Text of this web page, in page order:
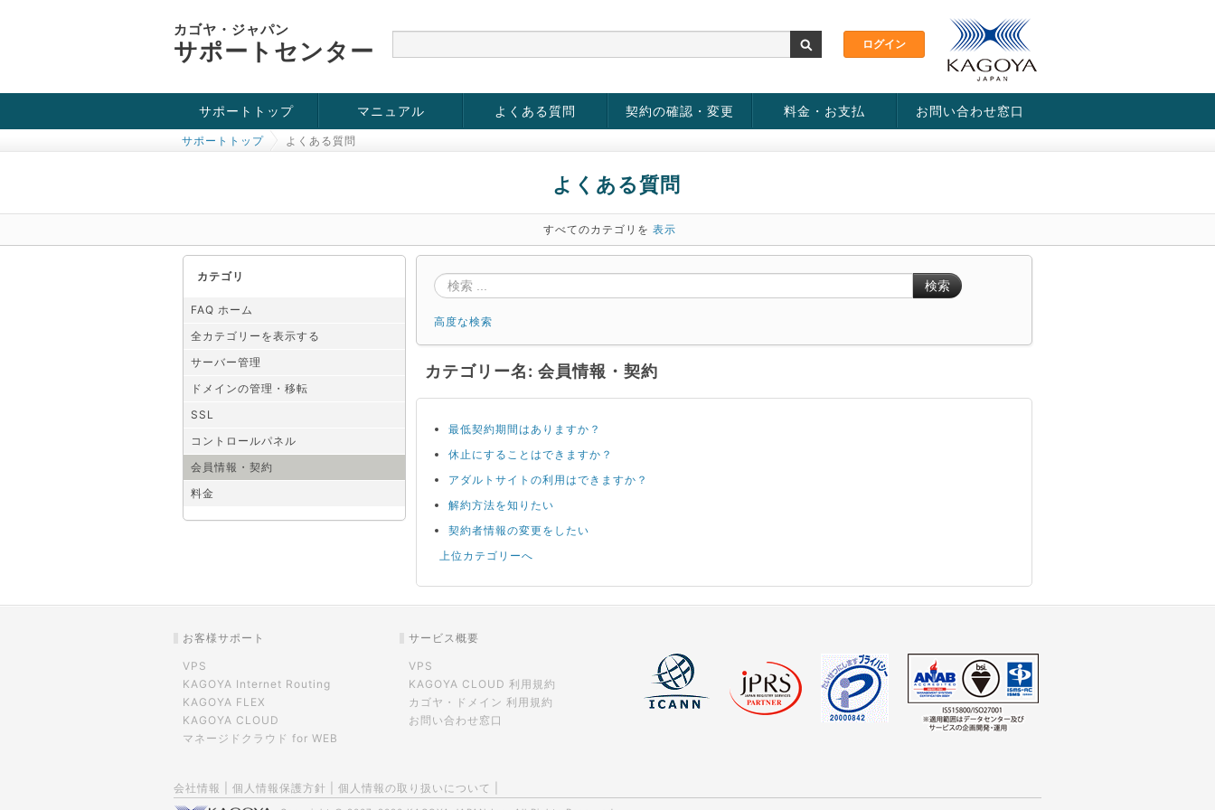
カゴヤ・ジャパン
サポートセンター
サポートトップ
お役立ち情報
チュートリアル
障害・メンテナンス情報
マニュアル よくある質問 契約の確認・変更 料金・お支払 お問い合わせ窓口
サポートトップ よくある質問
よくある質問
すべてのカテゴリを 表示
カテゴリ
FAQ ホーム
全カテゴリーを表示する
サーバー管理
ドメインの管理・移転
SSL
コントロールパネル
会員情報・契約
料金
検索
高度な検索
カテゴリー名: 会員情報・契約
最低契約期間はありますか？
休止にすることはできますか？
アダルトサイトの利用はできますか？
解約方法を知りたい
契約者情報の変更をしたい
上位カテゴリーへ
お客様サポート
VPS
KAGOYA Internet Routing
KAGOYA FLEX
KAGOYA CLOUD
マネージドクラウド for WEB
サービス概要
VPS
KAGOYA CLOUD 利用規約
カゴヤ・ドメイン 利用規約
お問い合わせ窓口
会社情報 個人情報保護方針 個人情報の取り扱いについて